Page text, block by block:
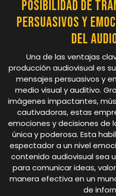
Posibilidad de
persuasivos y
del
Una de las ventajas
producción audiovisual es
mensajes persuasivos y
medio visual y auditivo.
imágenes impactantes,
cautivadoras, estas
emociones y decisiones de
única y poderosa. Esta
espectador a un nivel
contenido audiovisual sea
para comunicar ideas,
manera efectiva en un
de